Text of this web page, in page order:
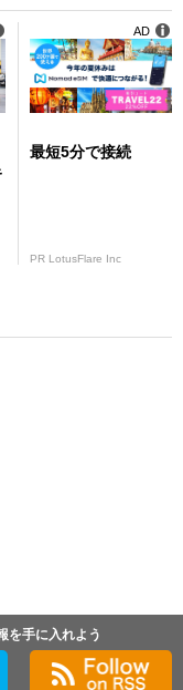
最短5分で接続
PR LotusFlare Inc
AD
を手に入れよう